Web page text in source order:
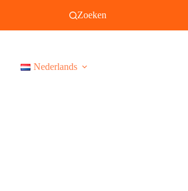
Zoeken
Nederlands